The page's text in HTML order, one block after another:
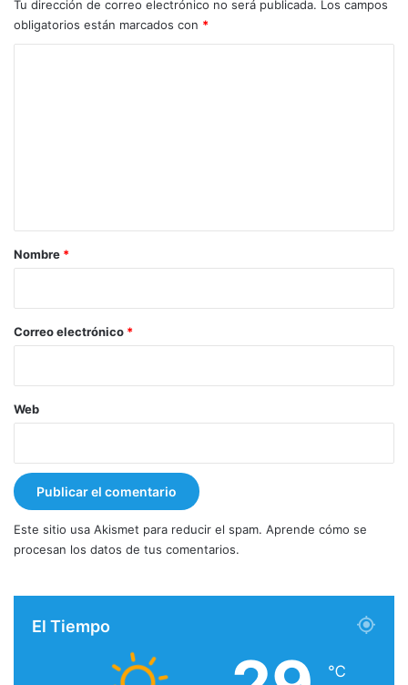
Tu dirección de correo electrónico no será publicada. Los campos
obligatorios están marcados con *
r
*
Nombre *
Correo electrónico *
Web
Este sitio usa Akismet para reducir el spam. Aprende cómo se
procesan los datos de tus comentarios.
El Tiempo
℃